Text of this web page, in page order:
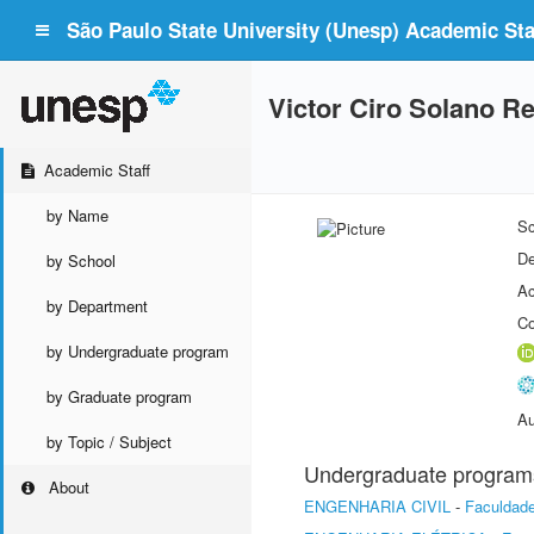
São Paulo State University (Unesp) Academic
Academic Staff
by Name
by School
by Department
by Undergraduate program
by Graduate program
by Topic / Subject
About
Victor Ciro Solano
Undergraduate
ENGENHARIA CIVIL -